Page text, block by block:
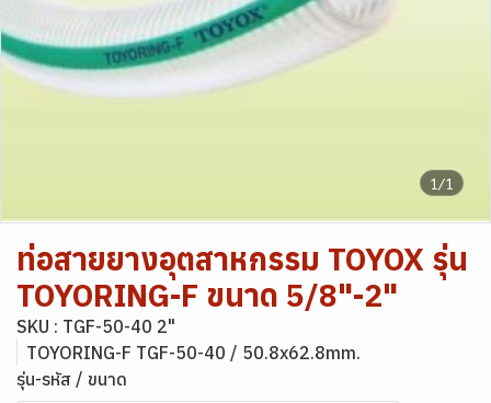
1/1
ท่อสายยางอุตสาหกรรม TOYOX รุ่น
TOYORING-F ขนาด 5/8"-2"
SKU : TGF-50-40 2"
TOYORING-F TGF-50-40 / 50.8x62.8mm.
รุ่น-รหัส / ขนาด